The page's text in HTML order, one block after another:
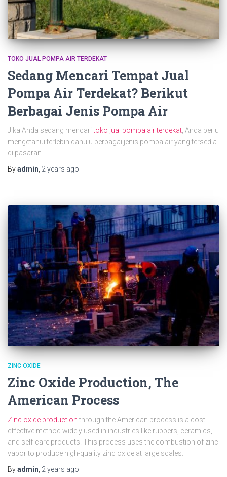
TOKO JUAL POMPA AIR TERDEKAT
Sedang Mencari Tempat Jual
Pompa Air Terdekat? Berikut
Berbagai Jenis Pompa Air
Jika Anda sedang mencaritoko jual pompa air terdekat , Anda perlu
mengetahui terlebih dahulu berbagai jenis pompa air yang tersedia
di pasaran.
Byadmin 2 years ago
ZINC OXIDE
Zinc Oxide Production, The
American Process
Zinc oxide production through the American process is a cost-
effective method widely used in industries like rubbers, ceramics,
and self-care products. This process uses the combustion of zinc
vapor to produce high-quality zinc oxide at large scales.
Byadmin, 2 years ago